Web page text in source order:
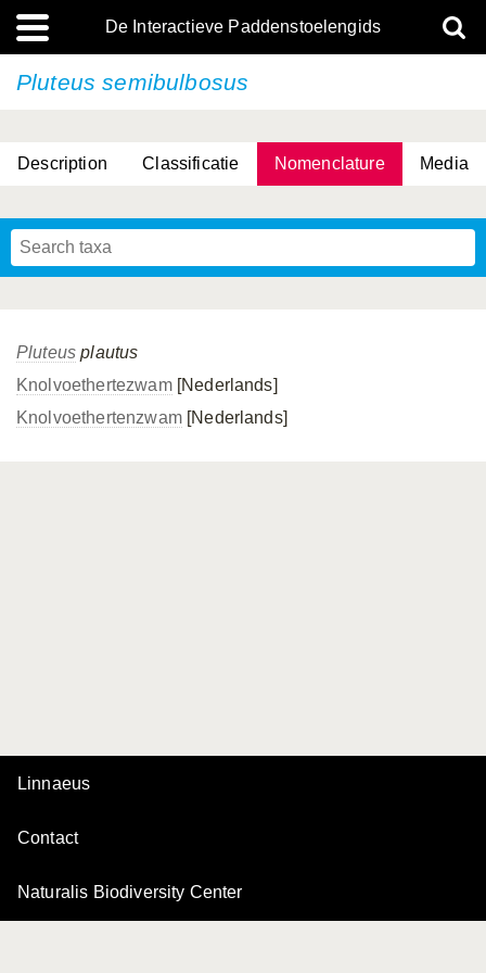
De Interactieve Paddenstoelengids
Pluteus semibulbosus
Description Classificatie Nomenclature Media
Pluteus plautus
Knolvoethertezwam[Nederlands]
Knolvoethertenzwam[Nederlands]
Linnaeus
Contact
Naturalis Biodiversity Center